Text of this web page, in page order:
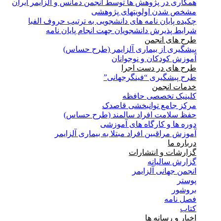
همکاری در پژوهش ها توسط انجمن دمانس و آلزایمر ایران
مشخص شدن اولویتهای پژوهشی
چکیده پایان نامه های دانشجویی به ترتیب حروف الفبا
شرایط پذیرش دانشجویان جهت انجام پایان نامه
طرح های انجمن
پیشگیری از بیماری آلزایمر (طرح حساس)
آموزش کودکان و نوجوانان
طرح های در دست اجرا
طرح پبشگیری “فینگرجهانی”
خدمات انجمن
کلینیک تخصصی حافظه
مرکز جامع توانبخشی قاصدک
حفظ سلامت افراد سالمند (طرح حساس)
دوره ها و کارگاه های آموزشی
آموزش مراقبین افراد مبتلا به بیماری آلزایمر
درباره ما
گزارشات و انتشارات
گزارش سالیانه
انجمن جهانی آلزایمر
پوستر
بروشور
فصل نامه
کتاب
اخبار و رسانه ها